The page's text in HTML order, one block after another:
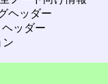
ヘッダー
ヘッダー
ン